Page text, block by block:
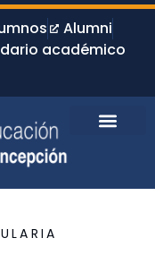
Alumni
académico